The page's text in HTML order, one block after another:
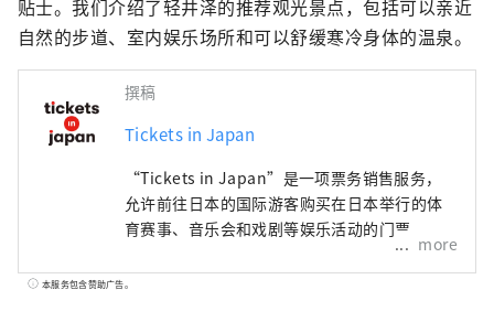
贴士。我们介绍了轻井泽的推荐观光景点，包括可以亲近
自然的步道、室内娱乐场所和可以舒缓寒冷身体的温泉。
撰稿
Tickets in Japan
“Tickets in Japan”是一项票务销售服务，
允许前往日本的国际游客购买在日本举行的体
育赛事、音乐会和戏剧等娱乐活动的门票。
more
本服务包含赞助广告。